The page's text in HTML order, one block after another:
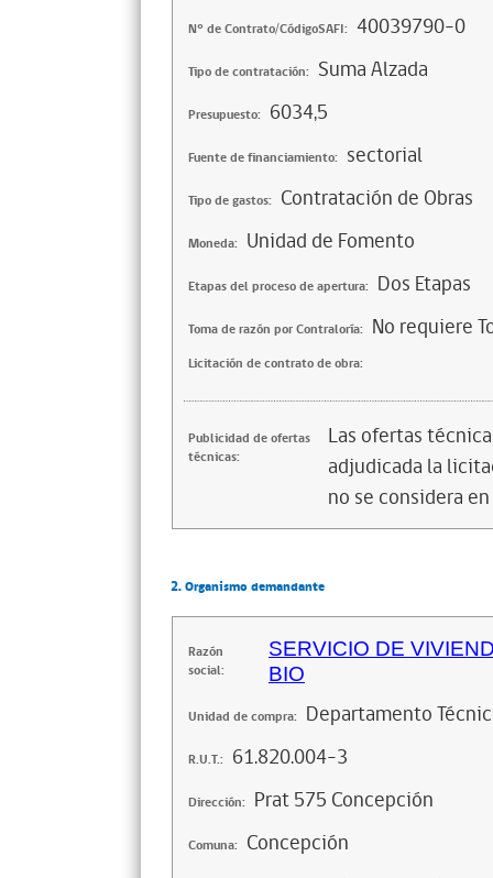
N° de Contrato/CódigoSAFI: 40039790-0
Tipo de contratación: Suma Alzada
Presupuesto: 6034,5
Fuente de financiamiento: sectorial
Tipo de gastos: Contratación de Obras
Moneda: Unidad de Fomento
Etapas del proceso de apertura: Dos Etapas
Toma de razón por Contraloría: No requiere
Licitación de contrato de obra:
Publicidad de ofertas
técnicas:
Las ofertas
adjudicada la
no se considera en
2. Organismo demandante
Razón
social:
SERVICIO DE
BIO
Unidad de compra: Departamento
R.U.T.: 61.820.004-3
Dirección: Prat 575 Concepción
Comuna: Concepción